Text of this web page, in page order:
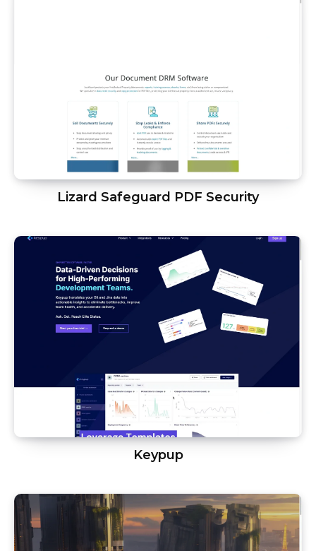
Lizard Safeguard PDF Security
Keypup